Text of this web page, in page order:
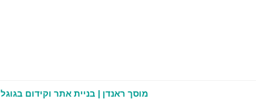
מוסך ראנדן | בניית אתר וקידום בגוגל